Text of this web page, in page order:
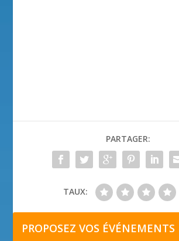
PARTAGER:
TAUX:
PROPOSEZ VOS ÉVÉNEMENTS